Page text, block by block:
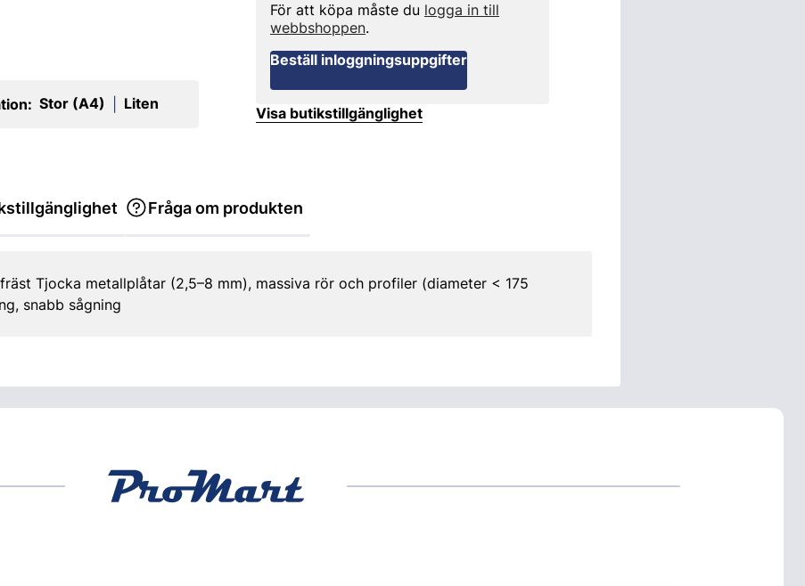
Stor (A4) Liten
För att köpa måste du logga in till
webbshoppen.
Beställ inloggningsuppgifter
Visa butikstillgänglighet
Fråga om produkten
fräst Tjocka metallplåtar (2,5–8 mm), massiva rör och profiler (diameter < 175
snabb sågning